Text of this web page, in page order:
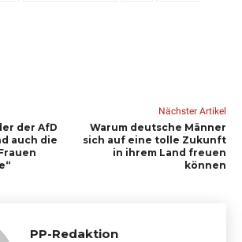
der AfD
auch die
Nächster Artikel
Warum deutsche Männer
sich auf eine tolle Zukunft
in ihrem Land freuen
können
PP-Redaktion